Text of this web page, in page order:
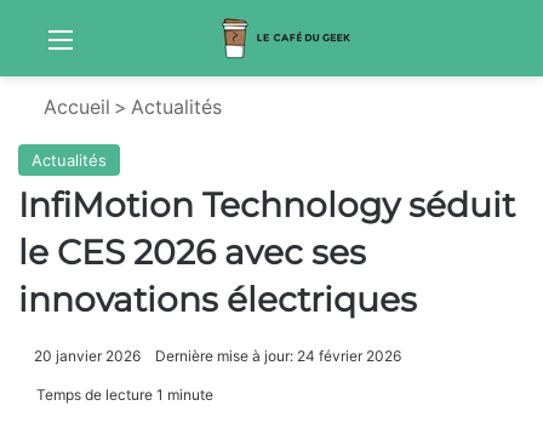
Menu
Accueil > Actualités
Actualités
InfiMotion Technology séduit
le CES 2026 avec ses
innovations électriques
20 janvier 2026 Dernière mise à jour: 24 février 2026
Temps de lecture 1 minute